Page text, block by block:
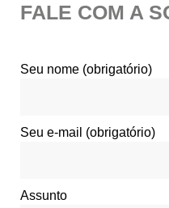
FALE COM A
Seu nome (obrigatório)
Seu e-mail (obrigatório)
Assunto